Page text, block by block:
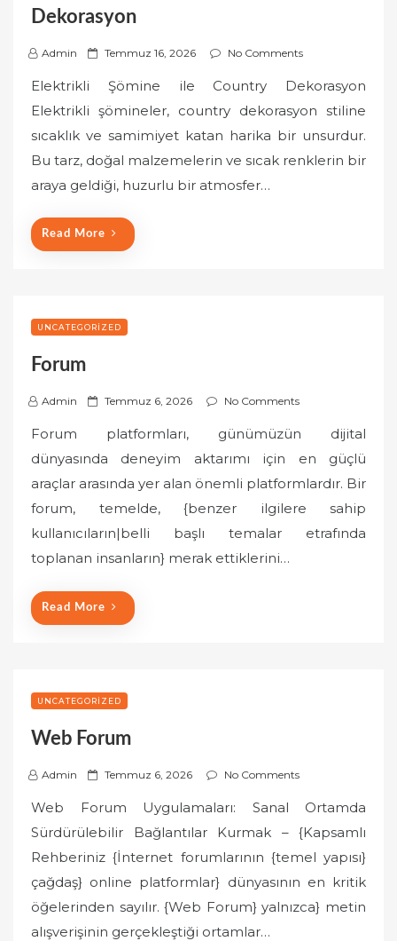
Dekorasyon
Admin
P
t
e
d
o
Temmuz 16, 2026 No Comments
Elektrikli Şömine ile Country Dekorasyon
Elektrikli şömineler, country dekorasyon stiline
sıcaklık ve samimiyet katan harika bir unsurdur.
Bu tarz, doğal malzemelerin ve sıcak renklerin bir
araya geldiği, huzurlu bir atmosfer…
Read More
UNCATEGORIZED
Forum
Admin
P
t
e
d
o
Temmuz 6, 2026 No Comments
Forum platformları, günümüzün dijital
dünyasında deneyim aktarımı için en güçlü
araçlar arasında yer alan önemli platformlardır. Bir
forum, temelde, {benzer ilgilere sahip
kullanıcıların|belli başlı temalar etrafında
toplanan insanların} merak ettiklerini…
Read More
UNCATEGORIZED
Web Forum
Admin
P
s
t
e
d
Temmuz 6, 2026 No Comments
Web Forum Uygulamaları: Sanal Ortamda
Sürdürülebilir Bağlantılar Kurmak – {Kapsamlı
Rehberiniz {İnternet forumlarının {temel yapısı}
çağdaş} online platformlar} dünyasının en kritik
öğelerinden sayılır. {Web Forum} yalnızca} metin
alışverişinin gerçekleştiği ortamlar…